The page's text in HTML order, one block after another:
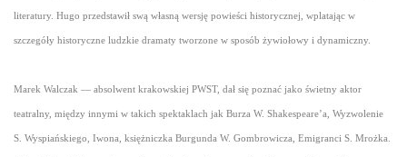
literatury. Hugo przedstawił swą własną wersję powieści historycznej, wplatając w
szczegóły historyczne ludzkie dramaty tworzone w sposób żywiołowy i dynamiczny.
Marek Walczak — absolwent krakowskiej PWST, dał się poznać jako świetny aktor
teatralny, między innymi w takich spektaklach jak Burza W. Shakespeare’a, Wyzwolenie
S. Wyspiańskiego, Iwona, księżniczka Burgunda W. Gombrowicza, Emigranci S. Mrożka.